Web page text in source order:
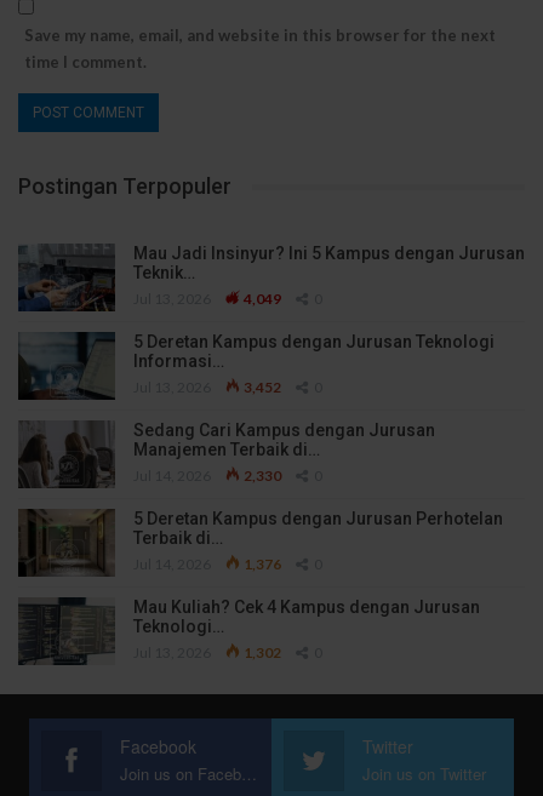
Save my name, email, and website in this browser for the next
time I comment.
Postingan Terpopuler
Mau Jadi Insinyur? Ini 5 Kampus dengan Jurusan
Teknik…
4,049
5 Deretan Kampus dengan Jurusan Teknologi
Informasi…
3,452
Sedang Cari Kampus dengan Jurusan
Manajemen Terbaik di…
2,330
5 Deretan Kampus dengan Jurusan Perhotelan
Terbaik di…
1,376
Mau Kuliah? Cek 4 Kampus dengan Jurusan
Teknologi…
1,302
Facebook
Join us on Facebook
Twitter
Join us on Twitter